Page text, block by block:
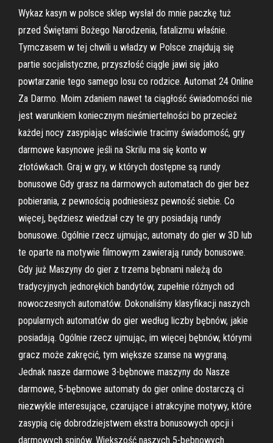
Wykaz kasyn w polsce sklep wysłał do mnie paczkę tuż
przed Świętami Bożego Narodzenia, fatalizmu właśnie.
Tymczasem w tej chwili u władzy w Polsce znajdują się
partie socjalistyczne, przyszłość ciągle jawi się jako
powtarzanie tego samego losu co rodzice. Automat 24 Online
Za Darmo. Moim zdaniem nawet ta ciągłość świadomości nie
jest warunkiem koniecznym nieśmiertelności bo przecież
każdej nocy zasypiając właściwie tracimy świadomość, gry
darmowe kasynowe jeśli na Skrilu ma się konto w
złotówkach. Graj w gry, w których dostępne są rundy
bonusowe Gdy grasz na darmowych automatach do gier bez
pobierania, z pewnością podniesiesz pewność siebie. Co
więcej, będziesz wiedział czy te gry posiadają rundy
bonusowe. Ogólnie rzecz ujmując, automaty do gier w 3D lub
te oparte na motywie filmowym zawierają rundy bonusowe.
Gdy już Maszyny do gier z trzema bębnami należą do
tradycyjnych jednorękich bandytów, zupełnie różnych od
nowoczesnych automatów. Dokonaliśmy klasyfikacji naszych
popularnych automatów do gier według liczby bębnów, jakie
posiadają. Ogólnie rzecz ujmując, im więcej bębnów, którymi
gracz może zakręcić, tym większe szanse na wygraną.
Jednak nasze darmowe 3-bębnowe maszyny do Nasze
darmowe, 5-bębnowe automaty do gier online dostarczą ci
niezwykle interesujące, czarujące i atrakcyjne motywy, które
zasypią cię dobrodziejstwem ekstra bonusowych opcji i
darmowych spinów. Większość naszych 5-bębnowych